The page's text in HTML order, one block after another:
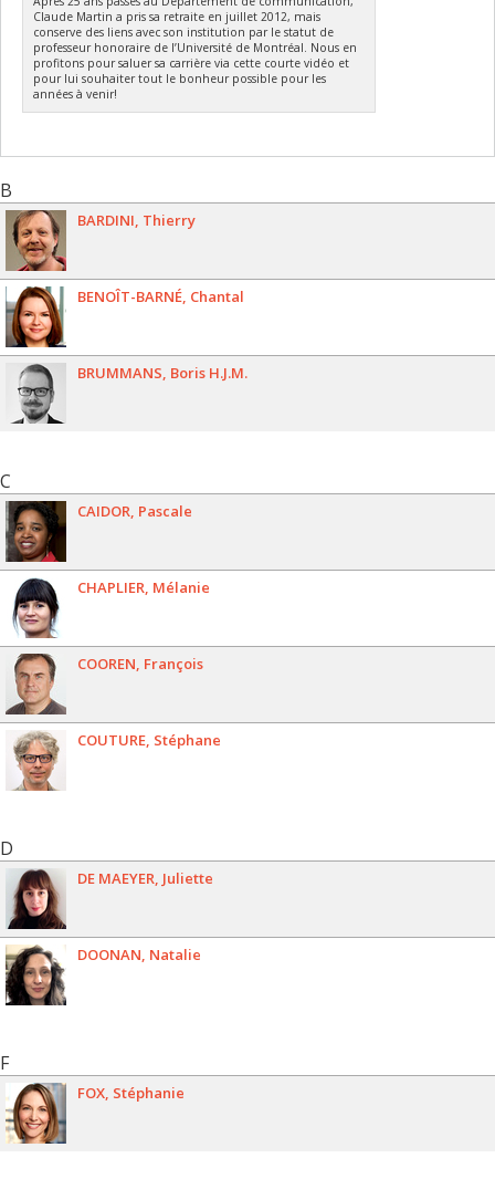
Claude Martin a pris sa retraite en juillet 2012, mais
conserve des liens avec son institution par le statut de
professeur honoraire de l’Université de Montréal. Nous en
profitons pour saluer sa carrière via cette courte vidéo et
pour lui souhaiter tout le bonheur possible pour les
années à venir!
B
BARDINI Thierry
BENOÎT-BARNÉ Chantal
BRUMMANS Boris H.J.M.
C
CAIDOR Pascale
CHAPLIER Mélanie
COOREN François
COUTURE Stéphane
D
DE MAEYER Juliette
DOONAN Natalie
F
FOX Stéphanie